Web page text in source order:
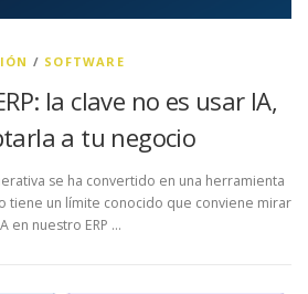
/ SOFTWARE
la clave no es usar IA,
a tu negocio
se ha convertido en una herramienta
tiene un límite conocido que conviene mirar
en nuestro ERP …